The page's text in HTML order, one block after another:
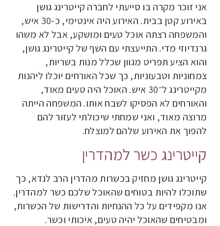
אני זוכר מקרה בו סייעתי לחברה קייטרינג גושן
באירוע קטן בבית. האירוע היה אינטימי, כ-30 איש,
והמשפחה רצתה אוכל טעים ומושקע, אבל לא משהו
גרנדיוזי מדי. התייעצתי עם השף של קייטרינג גושן,
והוא הציע תפריט מגוון שכלל מנות בשריות,
צמחוניות וטבעוניות, כך שכל האורחים יוכלו ליהנות
מקייטרינג ל־30 איש. האוכל היה טעים מאוד,
והאורחים לא הפסיקו לשבח אותו. המשפחה הייתה
מרוצה מאוד, ואני שמחתי שיכולתי לעזור להם
להפוך את האירוע שלהם למוצלח.
קייטרינג כשר למהדרין
קייטרינג גושן מחזיק בכשרות מהדרין הרב לנדא, כך
שתוכלו להיות בטוחים שהאוכל שלכם כשר למהדרין.
אנו מקפידים על כל ההנחיות והדרישות של הכשרות,
ומבטיחים שהאוכל יהיה טעים, איכותי וכשר.